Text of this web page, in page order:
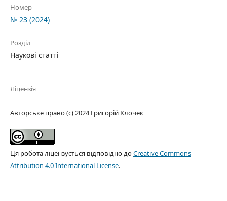
Номер
№ 23 (2024)
Розділ
Наукові статті
Ліцензія
Авторське право (c) 2024 Григорій Клочек
Ця робота ліцензується відповідно доCreative Commons
Attribution 4.0 International License.